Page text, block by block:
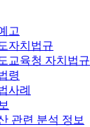
고
자치법규
교육청 자치법규
령
사례
관련 분석 정보